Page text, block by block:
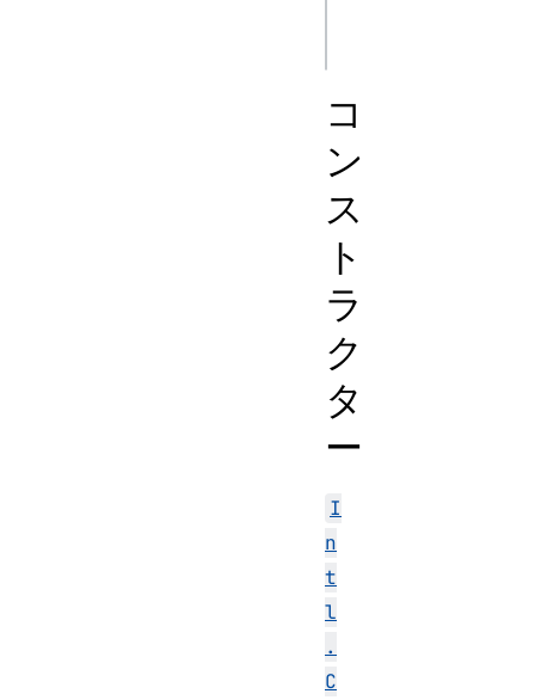
コ
ン
ス
ト
ラ
ク
タ
ー
I
n
t
l
.
C